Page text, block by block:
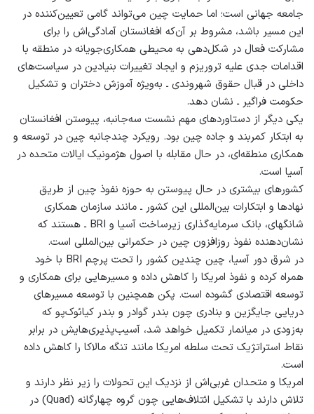
جامعه جهانی است؛ اما حمایت چین می‌تواند گامی تعیین‌کننده در
این مسیر باشد، مشروط بر آن‌که افغانستان آمادگی‌اش را برای
مشارکت فعال در شکل‌دهی به محیطی همکاری‌جویانه در منطقه با
اقدامات جدی علیه تروریزم و ایجاد تغییرات بنیادین در سیاست‌های
داخلی در قبال حقوق شهروندی ـ به‌ویژه آموزش دختران و تشکیل
حکومت فراگیر ـ نشان دهد.
یکی دیگر از دستاوردهای مهم نشست سه‌جانبه، پیوستن افغانستان
به ابتکار کمربند و جاده چین بود. رویکرد چندجانبه چین در توسعه و
همکاری منطقه‌ای، در حال مقابله با اصول هژمونیک ایالات متحده در
آسیا است.
کشورهای بیشتری در حال پیوستن به حوزه نفوذ چین از طریق
نهادها و ابتکارات بین‌المللی این کشور ـ مانند سازمان همکاری
شانگهای، بانک سرمایه‌گذاری زیرساخت آسیا و BRI ـ هستند که
نشان‌دهنده نفوذ روزافزون چین در حکمرانی بین‌المللی است.
در شرق دور آسیا، چین چندین کشور را تحت پرچم BRI با خود
همراه کرده و نفوذ امریکا را کاهش داده و مسیرهایی برای همکاری و
توسعه اقتصادی گشوده است. پکن همچنین با توسعه مسیرهای
دریایی جایگزین و بنادری چون بندر گوادر و بندر کیائوک‌پو که
به‌زودی در میانمار تکمیل خواهد شد، آسیب‌پذیری‌هایش در برابر
نقاط استراتژیک تحت سلطه امریکا مانند تنگه مالاکا را کاهش داده
است.
امریکا و متحدان غربی‌اش از نزدیک این تحولات را زیر نظر دارند و
تلاش دارند با تشکیل ائتلاف‌هایی چون گروه چهارگانه (Quad) در